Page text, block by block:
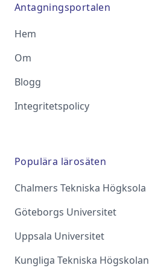
Antagningsportalen
Hem
Om
Blogg
Integritetspolicy
Populära lärosäten
Chalmers Tekniska Högksola
Göteborgs Universitet
Uppsala Universitet
Kungliga Tekniska Högskolan